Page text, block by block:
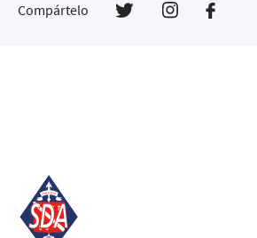
Compártelo